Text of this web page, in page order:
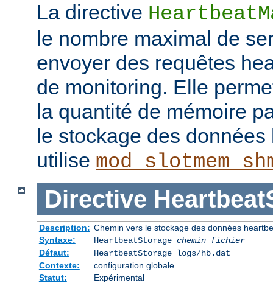
La directive
le nombre maximal de
envoyer des requêtes
de monitoring. Elle
la quantité de mémoire
le stockage des
utilise
Directive
Description: Chemin vers le stockage des données
Syntaxe:
HeartbeatStorage chemin fichier
Défaut:
HeartbeatStorage logs/hb.dat
Contexte:
configuration globale
Statut:
Expérimental